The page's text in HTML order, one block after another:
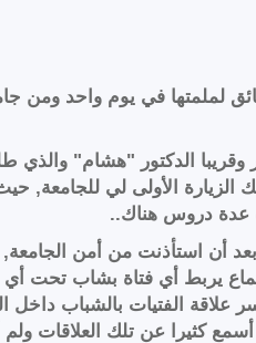
لملمتها في يوم واحد ومن
وقريبا الدكتور "هشام" والذي
الزيارة الأولى لي
عدة دروس هناك..
أن استأذنت من أمن
يربط أي فتاة بشاب تحت أي
الفتيات بالشباب داخل
كثيرا عن تلك العلاقات ولم